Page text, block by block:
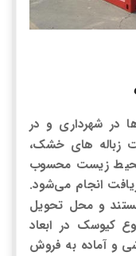
در شهرداری و در
زباله های خشک،
محیط زیست محسوب
انجام می‌شود.
و محل تحویل
کیوسک در ابعاد
و آماده به فروش